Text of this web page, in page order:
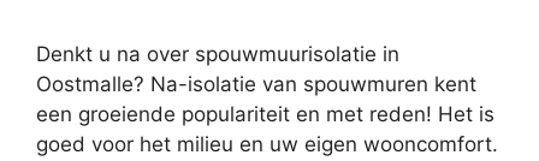
Denkt u na over spouwmuurisolatie in
Oostmalle? Na-isolatie van spouwmuren kent
een groeiende populariteit en met reden! Het is
goed voor het milieu en uw eigen wooncomfort.